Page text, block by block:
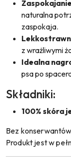
naturalna
zaspokaja.
z wrażliwymi
Idealna
psa po
Składniki:
100% skóra
Bez
Produkt jest w